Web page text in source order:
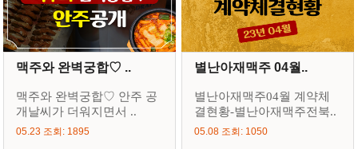
맥주와 완벽궁합♡ ..
맥주와 완벽궁합♡ 안주 공
개날씨가 더워지면서 ..
05.23 조회: 1895
별난아재맥주 04월..
별난아재맥주04월 계약체
결현황-별난아재맥주전북..
05.08 조회: 1050